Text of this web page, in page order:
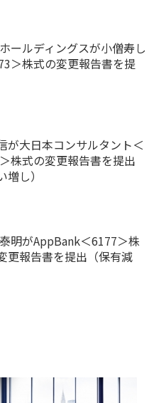
ールディングスが小僧寿し
＞株式の変更報告書を提
が大日本コンサルタント＜
株式の変更報告書を提出
増し）
明がAppBank＜6177＞株
更報告書を提出（保有減